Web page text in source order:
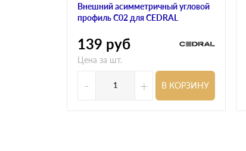
Внешний асимметричный угловой
профиль С02 для CEDRAL
139 руб
Цена за шт.
- + В КОРЗИНУ